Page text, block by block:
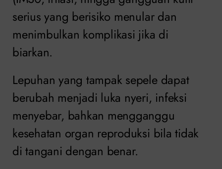
serius yang berisiko menular dan
menimbulkan komplikasi jika di
biarkan.
Lepuhan yang tampak sepele dapat
berubah menjadi luka nyeri, infeksi
menyebar, bahkan mengganggu
kesehatan organ reproduksi bila tidak
di tangani dengan benar.